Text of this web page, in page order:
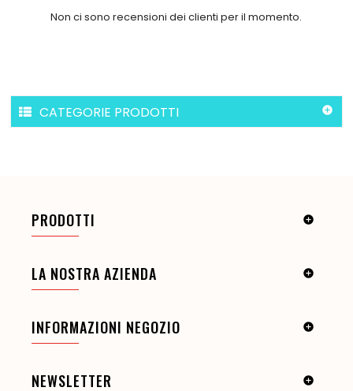
Non ci sono recensioni dei clienti per il momento.
CATEGORIE PRODOTTI 
PRODOTTI 
LA NOSTRA AZIENDA 
INFORMAZIONI NEGOZIO 
NEWSLETTER 